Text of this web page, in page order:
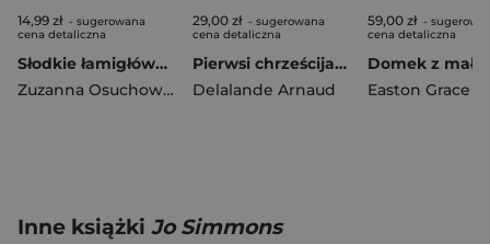
14,99 zł - sugerowana
cena detaliczna
Słodkie łamigłówki z pandką. Słodkie łamigłówki
Zuzanna Osuchowska
29,00 zł - sugerowana
cena detaliczna
Pierwsi chrześcijanie
Delalande Arnaud
59,00 zł -
cena detaliczna
Easton Grace
Inne książki Jo Simmons